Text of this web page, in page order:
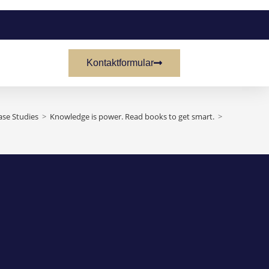
Kontaktformular
Studies > Knowledge is power. Read books to get smart. >